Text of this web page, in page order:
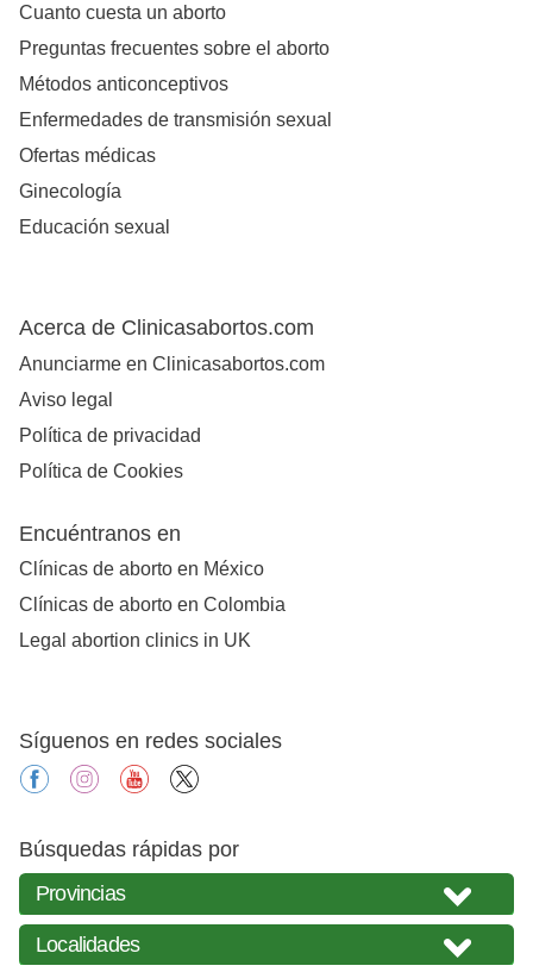
Cuanto cuesta un aborto
Preguntas frecuentes sobre el aborto
Métodos anticonceptivos
Enfermedades de transmisión sexual
Ofertas médicas
Ginecología
Educación sexual
Acerca de Clinicasabortos.com
Anunciarme en Clinicasabortos.com
Aviso legal
Política de privacidad
Política de Cookies
Encuéntranos en
Clínicas de aborto en México
Clínicas de aborto en Colombia
Legal abortion clinics in UK
Síguenos en redes sociales
facebookinstagramyoutube
Búsquedas rápidas por